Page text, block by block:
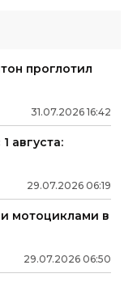
проглотил
31.07.2026 16:42
августа:
29.07.2026 06:19
мотоциклами в
29.07.2026 06:50